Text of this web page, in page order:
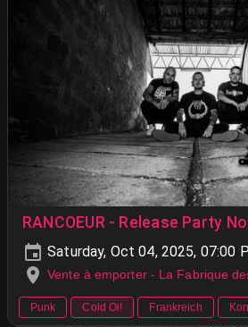
RANCOEUR - Release Party
Saturday, Oct 04, 2025, 07:00
Vente à emporter - La Fabrique
Punk Cold Oi! Frankreich